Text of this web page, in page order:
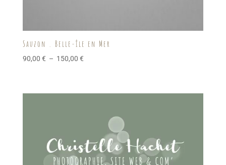
Sauzon . Belle-île en Mer
90,00 € – 150,00 €Plage
90,00 €